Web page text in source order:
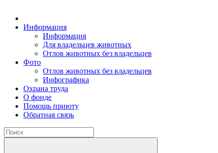
Информация
Информация
Для владельцев животных
Отлов животных без владельцев
Фото
Отлов животных без владельцев
Инфографика
Охрана труда
О фонде
Помощь приюту
Обратная связь